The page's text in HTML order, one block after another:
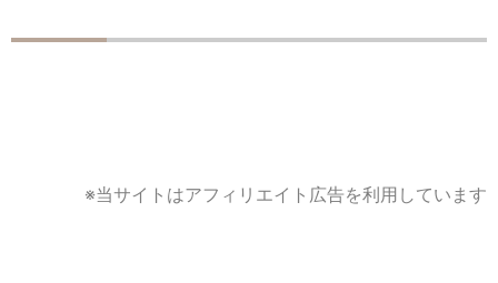
※当サイトはアフィリエイト広告を利用しています